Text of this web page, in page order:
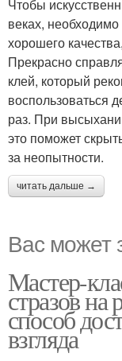
Чтобы
веках,
хорошего
Прекрасно
клей, который
воспользоваться
раз. При
это поможет
за неопытности.
читать дальше →
Вас может
Мастер-
стразов
способ
взгляда